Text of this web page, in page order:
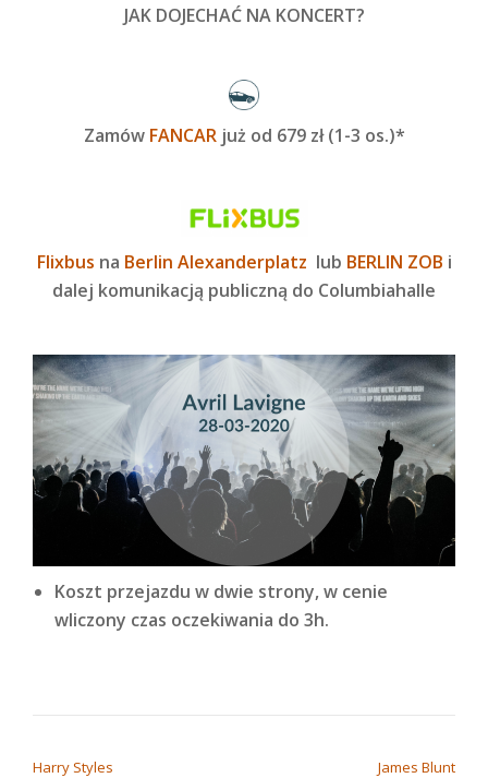
JAK DOJECHAĆ NA KONCERT?
Zamów FANCARjuż od 679 zł (1-3 os.)*
Flixbus na Berlin Alexanderplatz lub BERLIN ZOB i
dalej komunikacją publiczną do Columbiahalle
Koszt przejazdu w dwie strony, w cenie
wliczony czas oczekiwania do 3h.
Harry Styles James Blunt